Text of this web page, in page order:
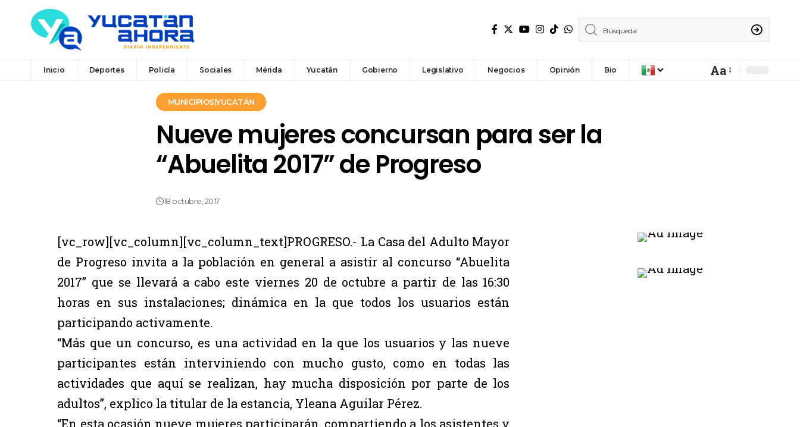
Inicio Deportes Policía Sociales Mérida Yucatán Gobierno Legislativo Negocios Opinión Bio Aa
MUNICIPIOS|YUCATÁN
Nueve mujeres concursan para ser la
“Abuelita 2017” de Progreso
18 octubre, 2017
[vc_row][vc_column][vc_column_text]PROGRESO.- La Casa del Adulto Mayor
de Progreso invita a la población en general a asistir al concurso “Abuelita
2017” que se llevará a cabo este viernes 20 de octubre a partir de las 16:30
horas en sus instalaciones; dinámica en la que todos los usuarios están
participando activamente.
“Más que un concurso, es una actividad en la que los usuarios y las nueve
participantes están interviniendo con mucho gusto, como en todas las
actividades que aquí se realizan, hay mucha disposición por parte de los
adultos”, explico la titular de la estancia, Yleana Aguilar Pérez.
“En esta ocasión nueve mujeres participarán, compartiendo a los asistentes y